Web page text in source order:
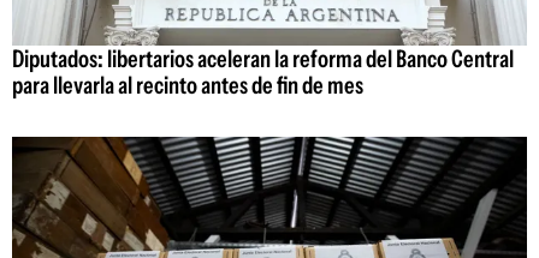
Diputados: libertarios aceleran la reforma del Banco Central
para llevarla al recinto antes de fin de mes